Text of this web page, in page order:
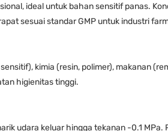
ideal untuk bahan sensitif panas.
sesuai standar GMP untuk industri
kimia (resin, polimer), makanan
higienitas tinggi.
udara keluar hingga tekanan -0.1